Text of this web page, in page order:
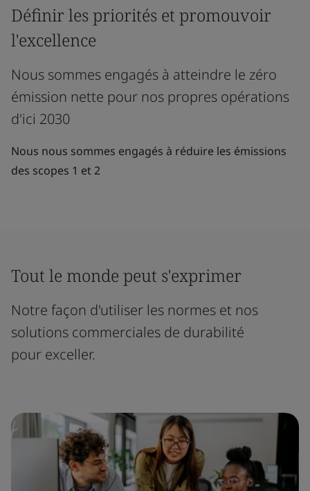
Définir les priorités et promouvoir
l'excellence
Nous sommes engagés à atteindre le zéro
émission nette pour nos propres opérations
d'ici 2030
Nous nous sommes engagés à réduire les émissions
des scopes 1 et 2
Tout le monde peut s'exprimer
Notre façon d'utiliser les normes et nos
solutions commerciales de durabilité
pour exceller.